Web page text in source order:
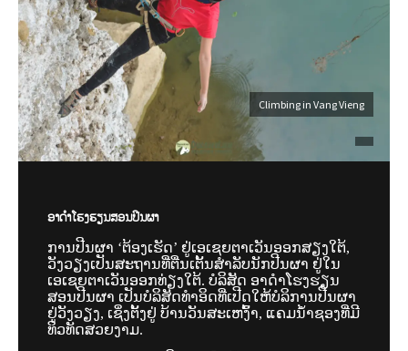
Climbing in Vang Vieng
ອາດຳໂຮງຮຽນສອນປີນຜາ
ການປີນຜາ ‘ຕ້ອງເຮັດ’ ຢູ່ເອເຊຍຕາເວັນອອກສຽງໃຕ້,
ວັງວຽງເປັນສະຖານທີ່ຕື່ນເຕັ້ນສຳລັບນັກປີນຜາ ຢູ່ໃນ
ເອເຊຍຕາເວັນອອກທ່ຽງໃຕ້. ບໍລິສັດ ອາດຳໂຮງຮຽນ
ສອນປີນຜາ ເປັນບໍລິສັດທຳອິດທີ່ເປີດໃຫ້ບໍລິການປີນຜາ
ຢູ່ວັງວຽງ, ເຊິ່ງຕັ້ງຢູ່ ບ້ານວັນສະເຫງົ້າ, ແຄມນ້ຳຊອງທີ່ມີ
ທິວທັດສວຍງາມ.